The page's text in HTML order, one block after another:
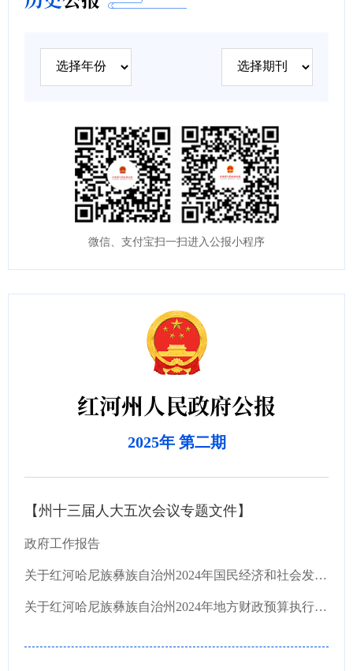
微信、支付宝扫一扫进入公报小程序
红河州人民政府公报
2025年 第二期
【州十三届人大五次会议专题文件】
政府工作报告
关于红河哈尼族彝族自治州2024年国民经济和社会发展计划执行情况与2025年国民经济和社会发展...
关于红河哈尼族彝族自治州2024年地方财政预算执行情况和2025年地方财政预算草案的报告（书面...